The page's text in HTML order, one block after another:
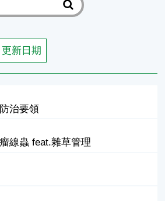
更新日期
治要領
線蟲 feat.雜草管理